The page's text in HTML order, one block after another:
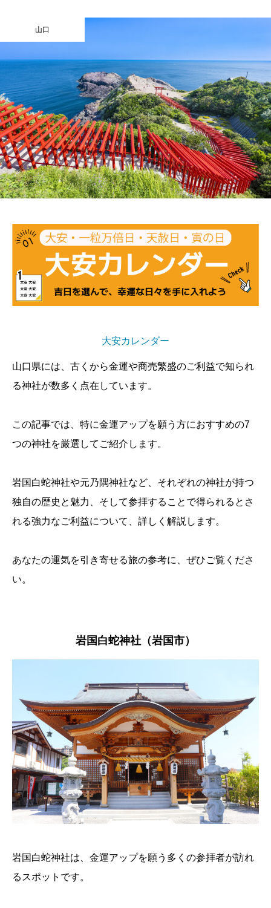
山口
大安カレンダー
山口県には、古くから金運や商売繁盛のご利益で知られ
る神社が数多く点在しています。
この記事では、特に金運アップを願う方におすすめの7
つの神社を厳選してご紹介します。
岩国白蛇神社や元乃隅神社など、それぞれの神社が持つ
独自の歴史と魅力、そして参拝することで得られるとさ
れる強力なご利益について、詳しく解説します。
あなたの運気を引き寄せる旅の参考に、ぜひご覧くださ
い。
岩国白蛇神社（岩国市）
岩国白蛇神社は、金運アップを願う多くの参拝者が訪れ
るスポットです。